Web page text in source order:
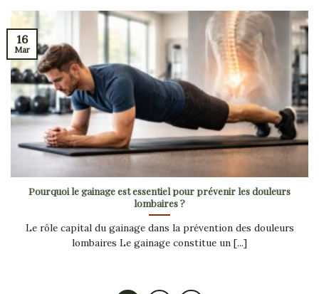
Pourquoi le gainage est essentiel pour prévenir les douleurs
lombaires ?
Le rôle capital du gainage dans la prévention des douleurs
lombaires Le gainage constitue un [...]
16
Mar